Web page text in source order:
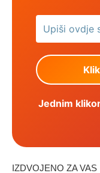
Jednim